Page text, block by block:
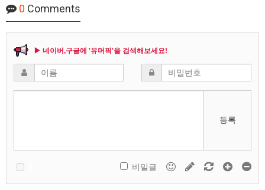
0 Comments
▶ 네이버,구글에 '유머픽'을 검색해보세요!
등록
비밀글